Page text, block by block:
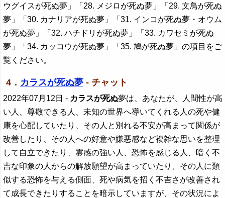
ウグイスが死ぬ夢」「28. メジロが死ぬ夢」「29. 文鳥が死ぬ
夢」「30. カナリアが死ぬ夢」「31. インコが死ぬ夢・オウム
が死ぬ夢」「32. ハチドリが死ぬ夢」「33. カワセミが死ぬ
夢」「34. カッコウが死ぬ夢」「35. 鳩が死ぬ夢」の項目をご
覧ください。
4． カラスが死ぬ夢- チャット
2022年07月12日 - カラスが死ぬ夢は、あなたが、人間性が高
い人、尊敬できる人、未知の世界へ導いてくれる人の死や健
康を心配していたり、その人と別れる不安が高まって関係が
改善したり、その人への好意や嫌悪感など複雑な思いを整理
して自立できたり、霊感の強い人、恐怖を感じる人、暗く不
吉な印象の人からの解放願望が高まっていたり、その人に類
似する恐怖を与える側面、死や病気を招く不吉さが改善され
て成長できたりすることを暗示していますが、その状況によ